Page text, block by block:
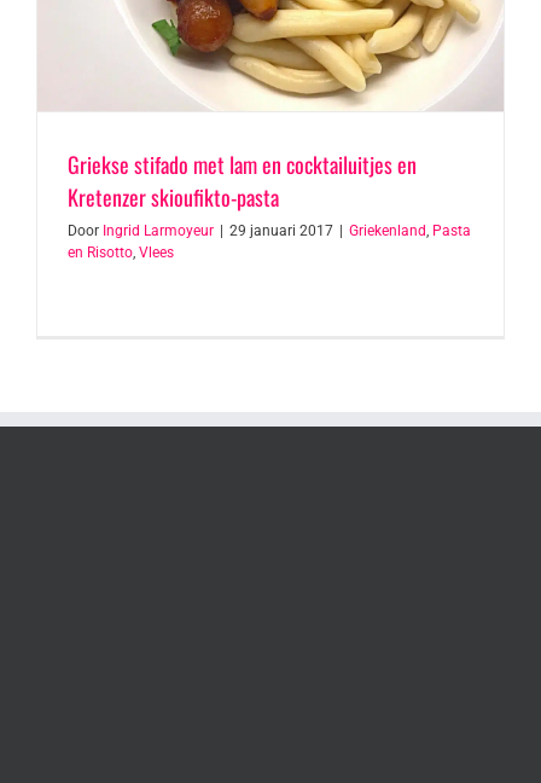
Griekse stifado met lam en cocktailuitjes en
Kretenzer skioufikto-pasta
Door Ingrid Larmoyeur | 29 januari 2017 | Griekenland Pasta
en Risotto Vlees